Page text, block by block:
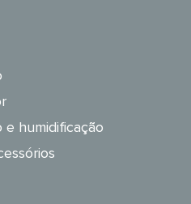
e humidificação